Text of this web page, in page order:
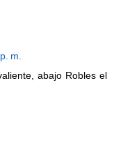
m.
abajo Robles el